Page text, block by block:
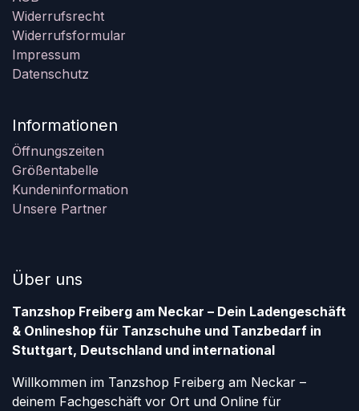
Widerrufsrecht
Widerrufsformular
Impressum
Datenschutz
Informationen
Öffnungszeiten
Größentabelle
Kundeninformation
Unsere Partner
Über uns
Tanzshop Freiberg am Neckar – Dein Ladengeschäft
& Onlineshop für Tanzschuhe und Tanzbedarf in
Stuttgart, Deutschland und international
Willkommen im Tanzshop Freiberg am Neckar –
deinem Fachgeschäft vor Ort und Online für